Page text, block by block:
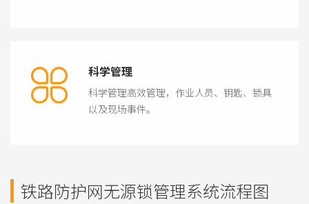
科学管理
科学管理高效管理，作业人员、钥匙、锁具
以及现场事件。
铁路防护网无源锁管理系统流程图